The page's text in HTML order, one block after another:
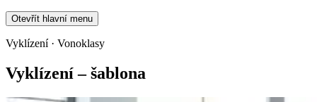
Otevřít hlavní menu
Vyklízení · Vonoklasy
Vyklízení – šablona